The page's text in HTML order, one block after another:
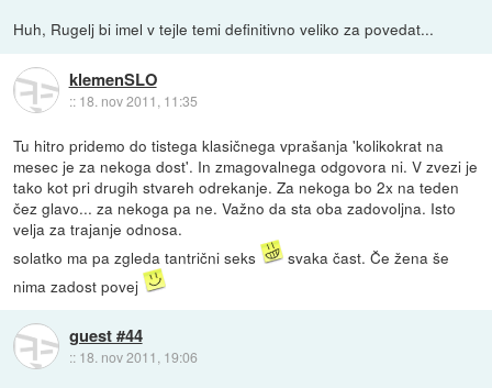
Huh, Rugelj bi imel v tejle temi definitivno veliko za povedat...
klemenSLO
:: 18. nov 2011, 11:35
Tu hitro pridemo do tistega klasičnega vprašanja 'kolikokrat na
mesec je za nekoga dost'. In zmagovalnega odgovora ni. V zvezi je
tako kot pri drugih stvareh odrekanje. Za nekoga bo 2x na teden
čez glavo... za nekoga pa ne. Važno da sta oba zadovoljna. Isto
velja za trajanje odnosa.
solatko ma pa zgleda tantrični seks
svaka čast. Če žena še
nima zadost povej
guest #44
:: 18. nov 2011, 19:06